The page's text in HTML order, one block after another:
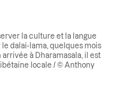
la culture et la langue
dalai-lama, quelques mois
à Dharamasala, il est
locale / © Anthony